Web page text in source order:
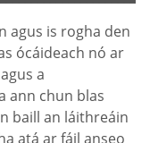
agus is rogha den
ócáideach nó ar
a
ann chun blas
baill an láithreáin
atá ar fáil anseo